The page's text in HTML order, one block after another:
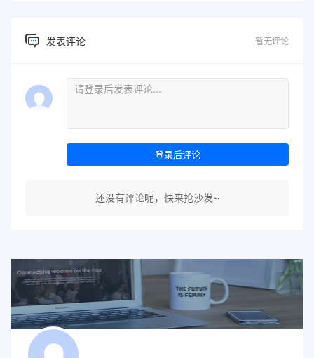
发表评论 暂无评论
登录后评论
还没有评论呢，快来抢沙发~